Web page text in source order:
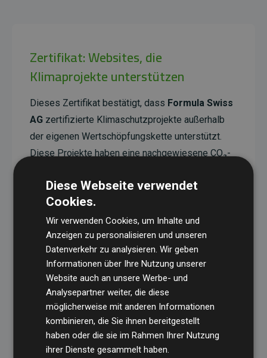
Zertifikat: Websites, die
Klimaprojekte unterstützen
Dieses Zertifikat bestätigt, dass Formula Swiss
AG zertifizierte Klimaschutzprojekte außerhalb
der eigenen Wertschöpfungskette unterstützt.
Diese Projekte haben eine nachgewiesene CO₂-
Doppelten der geschätzten Emissionen der
Website entspricht.
Alle unterstützten Projekte werden durch
Standardverifiziert und erfüllen höchste
Anforderungen an Qualität, tatsächliche
Klimawirkung und Transparenz. Weitere
Informationen zu den einzelnen Projekten finden
Sie hier.
Diese Webseite verwendet
Cookies.
Wir verwenden Cookies, um Inhalte und
Anzeigen zu personalisieren und unseren
Datenverkehr zu analysieren. Wir geben
Informationen über Ihre Nutzung unserer
Website auch an unsere Werbe- und
Analysepartner weiter, die diese
möglicherweise mit anderen Informationen
kombinieren, die Sie ihnen bereitgestellt
haben oder die sie im Rahmen Ihrer Nutzung
ihrer Dienste gesammelt haben.